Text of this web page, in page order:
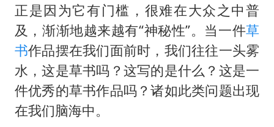
正是因为它有门槛，很难在大众之中普
及，渐渐地越来越有“神秘性”。当一件草
书作品摆在我们面前时，我们往往一头雾
水，这是草书吗？这写的是什么？这是一
件优秀的草书作品吗？诸如此类问题出现
在我们脑海中。